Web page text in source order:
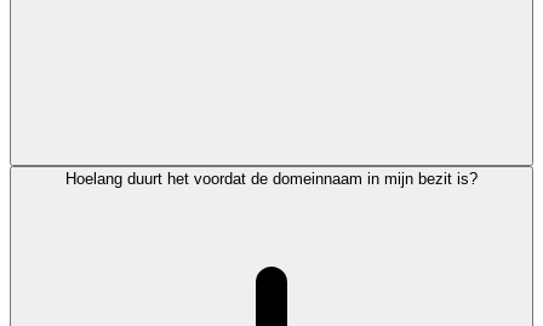
Hoelang duurt het voordat de domeinnaam in mijn bezit is?